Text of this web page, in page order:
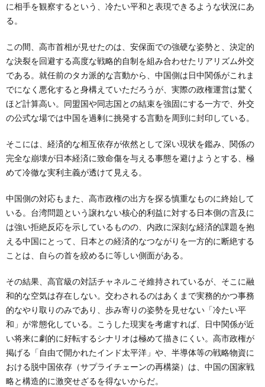
に相手を観察するという、冷たい平和と表現できるような状況にあ
る。
この間、高市首相が見せたのは、安保面での強硬な姿勢と、決定的
な決裂を回避する高度な戦略的自制を組み合わせたリアリズム外交
である。就任前のタカ派的な言動から、中国側は日中関係がこれま
でになく悪化すると身構えていただろうが、実際の政権運営は驚く
ほど計算高い。同盟国や同志国との結束を強固にする一方で、外交
の公式な場では中国を過剰に挑発する言動を周到に封印している。
そこには、経済的な相互依存が依然として深い現状を鑑み、関係の
完全な崩壊が日本経済に致命傷を与える事態を避けようとする、極
めて冷徹な実利主義が透けて見える。
中国側の対応もまた、高市政権の出方を探る慎重なものに終始して
いる。台湾問題という譲れない核心的利益に対する日本側の言及に
は強い拒絶反応を示しているものの、内政に深刻な経済的課題を抱
える中国にとって、日本との経済的なつながりを一方的に断絶する
ことは、自らの首を絞めるに等しい側面がある。
その結果、高官級の対話チャネルこそ維持されているが、そこに融
和的な空気は存在しない。交わされるのはあくまで実務的かつ事務
的なやり取りのみであり、歩み寄りの姿勢を見せない「冷たい平
和」が常態化している。こうした現実を考慮すれば、日中関係が近
い将来に劇的に好転するシナリオは極めて描きにくい。高市政権が
掲げる「自由で開かれたインド太平洋」や、半導体等の戦略物資に
おける脱中国依存（サプライチェーンの再構築）は、中国の国家戦
略と構造的に激突せざるを得ないからだ。